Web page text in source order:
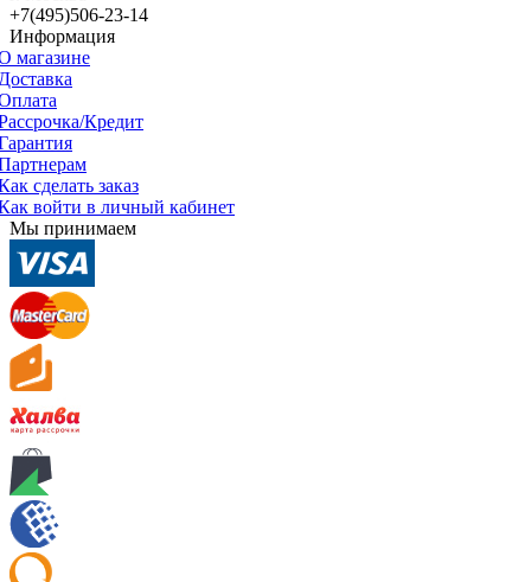
+7(495)506-23-14
Информация
магазине
Кредит
сделать заказ
войти в личный кабинет
Мы принимаем